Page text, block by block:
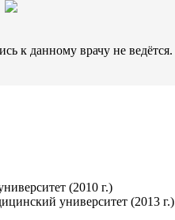
к данному врачу не ведётся.
(2010 г.)
университет (2013 г.)